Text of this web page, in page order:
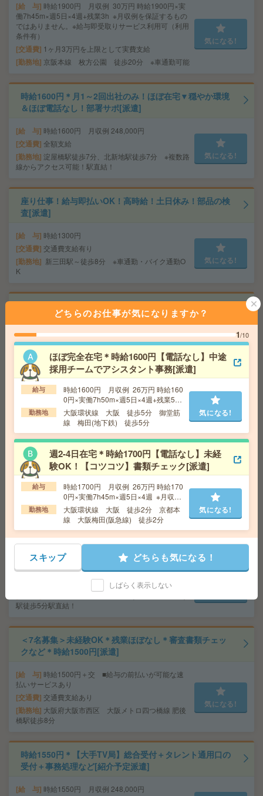
給 与 時給1900円 月収例 30万円 時給1900円×実
働7h45m×週5日×4週+残業3h ※月収例を保証するもの
ではありません。※給与即受取りサービス利用可（利用
条件有）
交通費 1ヶ月3万円を上限として実費支給
勤務地 京阪本線 枚方公園 徒歩20分 ※車通勤可能
気になる!
時給1600円＊月1～2回出社のみ！ほぼ在宅▼穏やか環境
＆ほぼ電話なし！部署サポ[派遣]
給 与 時給1600円 月収例 248,000円
交通費 全額支給
勤務地 淀屋橋駅徒歩7分、北新地駅徒歩7分 ※複数路
線からアクセス可能！駅直結！
気になる!
座り仕事！給与即払いOK！高時給！土日休み！部品の検
査[派遣]
給 与 時給1300円
交通費 交通費支給有り
勤務地
新三田駅～徒歩8分 ※車通勤・バイク通勤O
K
気になる!
業で面接日程調整など事務[派遣]
給 与 時給1490円＋交 【月収例】264,475円～ ■
給与の前払いが可能な速払いサービスあり
交通費 交通費支給あり
勤務地
大阪府大阪市北区 大阪メトロ御堂筋線 梅田
駅徒歩3分、阪急京都線 阪急梅田駅徒歩5分
気になる!
完全在宅可＊未経験OK！時給1500円！人材サービス企業
で対応履歴入力など事務[派遣]
給 与
時給1500円＋交 【月収例】240,000円～ ■
給与の前払いが可能な速払いサービスあり
交通費 交通費支給あり
勤務地 大阪府大阪市北区 大阪環状線 大阪駅徒歩7
分、大阪メトロ御堂筋線 梅田駅徒歩3分
【Ｐ＆Ｇジャパン合同会社】在宅メインOK！時給1620
円！データ管理[派遣]
給 与 時給1620円
三ノ宮駅徒歩5分、神戸三宮(阪急・神戸高速)
駅徒歩5分駅直結！
＜7名募集＞未経験OK＊残業ほぼなし＊審査書類チェッ
クなど＊時給1500円[派遣]
給 与 時給1500円＋交 ■給与の前払いが可能な速
払いサービスあり
交通費 交通費支給あり
勤務地 大阪府大阪市西区 大阪メトロ四つ橋線 肥後
橋駅徒歩8分
気になる!
時給1550円＊【大手TV局】総合受付＋タレント通用口の
受付＋事務処理など[紹介予定派遣]
給 与 時給1550円 月収例 248,000円
どちらのお仕事が気になりますか？
1/10
ほぼ完全在宅＊時給1600円【電話なし】中途
採用チームでアシスタント事務[派遣]
給与
時給1600円 月収例 26万円 時給160
0円×実働7h50m×週5日×4週+残業5
h ※月収例を保証するものではありま
せん。
勤務地
大阪環状線 大阪 徒歩5分 御堂筋
線 梅田(地下鉄) 徒歩5分
気になる!
週2-4日在宅＊時給1700円【電話なし】未経
験OK！【コツコツ】書類チェック[派遣]
給与
時給1700円 月収例 26万円 時給170
0円×実働7h45m×週5日×4週 ※月収例
を保証するものではありません。
勤務地
大阪環状線 大阪 徒歩2分 京都本
線 大阪梅田(阪急線) 徒歩2分
気になる!
スキップ どちらも気になる！
しばらく表示しない